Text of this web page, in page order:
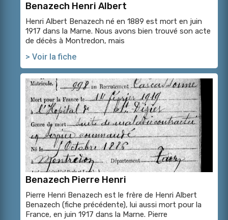
Benazech Henri Albert
Henri Albert Benazech né en 1889 est mort en juin
1917 dans la Marne. Nous avons bien trouvé son acte
de décès à Montredon, mais
> Voir la fiche
Benazech Pierre Henri
Pierre Henri Benazech est le frère de Henri Albert
Benazech (fiche précédente), lui aussi mort pour la
France, en juin 1917 dans la Marne. Pierre